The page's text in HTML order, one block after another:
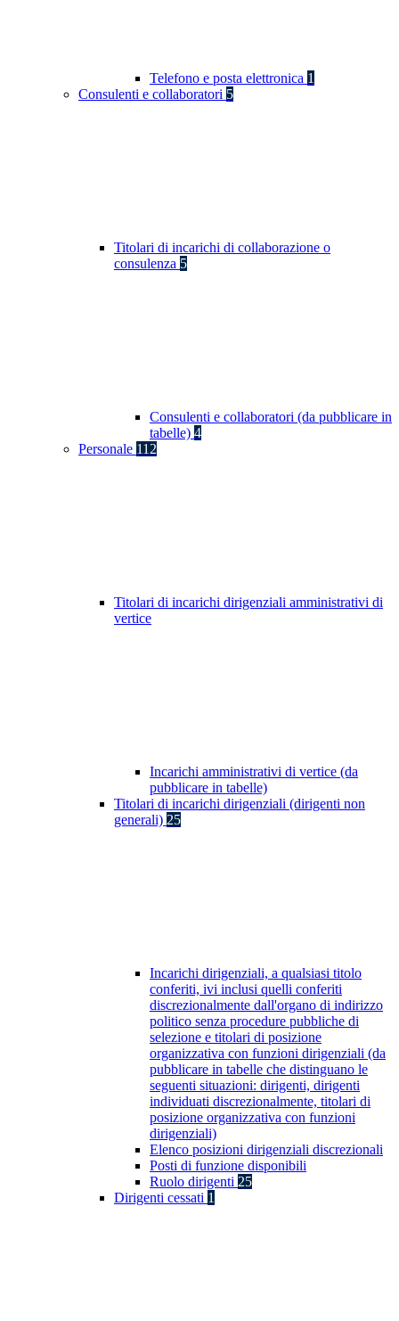
Telefono e posta elettronica 1
Consulenti e collaboratori 5
Titolari di incarichi di collaborazione o
consulenza 5
Consulenti e collaboratori (da pubblicare in
tabelle) 4
Personale 112
Titolari di incarichi dirigenziali amministrativi di
vertice
Incarichi amministrativi di vertice (da
pubblicare in tabelle)
Titolari di incarichi dirigenziali (dirigenti non
generali) 25
Incarichi dirigenziali, a qualsiasi titolo
conferiti, ivi inclusi quelli conferiti
discrezionalmente dall'organo di indirizzo
politico senza procedure pubbliche di
selezione e titolari di posizione
organizzativa con funzioni dirigenziali (da
pubblicare in tabelle che distinguano le
seguenti situazioni: dirigenti, dirigenti
individuati discrezionalmente, titolari di
posizione organizzativa con funzioni
dirigenziali)
Elenco posizioni dirigenziali discrezionali
Posti di funzione disponibili
Ruolo dirigenti 25
Dirigenti cessati 1